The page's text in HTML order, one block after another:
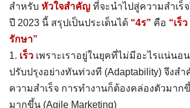
สำหรับ หัวใจสำคัญ ที่จะนำไปสู่ความสำเร็
ปี 2023 นี้ สรุปเป็นประเด็นได้ “4ร” คือ “เร็
รักษา”
1. เร็ว เพราะเราอยู่ในยุคที่ไม่มีอะไรแน่นอ
ปรับปรุงอย่างทันท่วงที (Adaptability) จึงส
ความสำเร็จ การทำงานก็ต้องคล่องตัวมา
มากขึ้น (Agile Marketing)